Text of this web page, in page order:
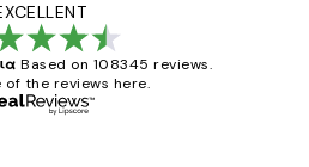
Based on 108345 reviews.
of the reviews here.